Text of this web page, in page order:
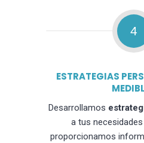
4
ESTRATEGIAS
Desarrollamos
a tus
proporcionamos